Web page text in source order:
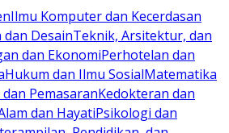
Ilmu Komputer dan Kecerdasan
dan DesainTeknik, Arsitektur, dan
dan EkonomiPerhotelan dan
Hukum dan Ilmu SosialMatematika
PemasaranKedokteran dan
dan HayatiPsikologi dan